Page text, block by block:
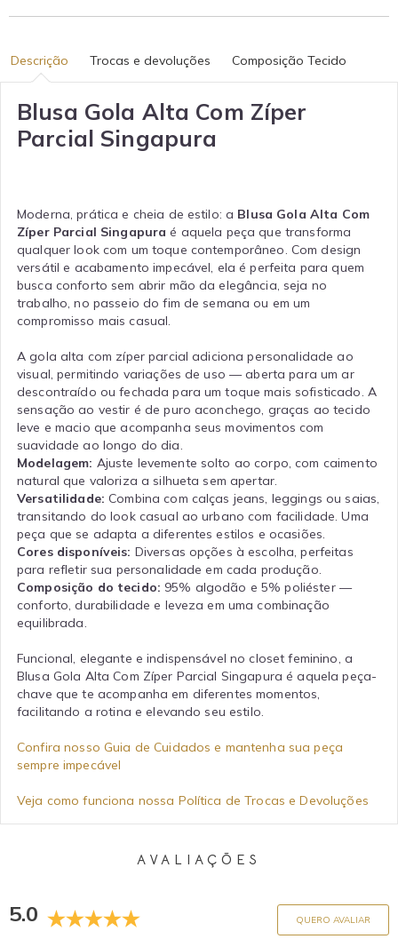
Descrição Trocas e devoluções Composição Tecido
Blusa Gola Alta Com Zíper
Parcial Singapura
Moderna, prática e cheia de estilo: a Blusa Gola Alta Com
Zíper Parcial Singapura é aquela peça que transforma
qualquer look com um toque contemporâneo. Com design
versátil e acabamento impecável, ela é perfeita para quem
busca conforto sem abrir mão da elegância, seja no
trabalho, no passeio do fim de semana ou em um
compromisso mais casual.
A gola alta com zíper parcial adiciona personalidade ao
visual, permitindo variações de uso — aberta para um ar
descontraído ou fechada para um toque mais sofisticado. A
sensação ao vestir é de puro aconchego, graças ao tecido
leve e macio que acompanha seus movimentos com
suavidade ao longo do dia.
Modelagem: Ajuste levemente solto ao corpo, com caimento
natural que valoriza a silhueta sem apertar.
Versatilidade: Combina com calças jeans, leggings ou saias,
transitando do look casual ao urbano com facilidade. Uma
peça que se adapta a diferentes estilos e ocasiões.
Cores disponíveis: Diversas opções à escolha, perfeitas
para refletir sua personalidade em cada produção.
Composição do tecido: 95% algodão e 5% poliéster —
conforto, durabilidade e leveza em uma combinação
equilibrada.
Funcional, elegante e indispensável no closet feminino, a
Blusa Gola Alta Com Zíper Parcial Singapura é aquela peça-
chave que te acompanha em diferentes momentos,
facilitando a rotina e elevando seu estilo.
Confira nosso Guia de Cuidados e mantenha sua peça
sempre impecável
Veja como funciona nossa Política de Trocas e Devoluções
AVALIAÇÕES
5.0 QUERO AVALIAR